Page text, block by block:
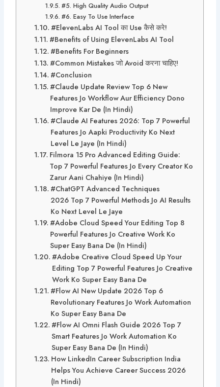
#5. High Quality Audio Output
#6. Easy To Use Interface
#ElevenLabs AI Tool का Use कैसे करे!
#Benefits of Using ElevenLabs AI Tool
#Benefits For Beginners
#Common Mistakes जो Avoid करना चाहिए!
#Conclusion
#Claude Update Review Top 6 New
Features Jo Workflow Aur Efficiency Dono
Improve Kar De (In Hindi)
#Claude AI Features 2026: Top 7 Powerful
Features Jo Aapki Productivity Ko Next
Level Le Jaye (In Hindi)
Filmora 15 Pro Advanced Editing Guide:
Top 7 Powerful Features Jo Every Creator Ko
Zarur Aani Chahiye (In Hindi)
#ChatGPT Advanced Techniques
2026 Top 7 Powerful Methods Jo AI Results
Ko Next Level Le Jaye
#Adobe Cloud Speed Your Editing Top 8
Powerful Features Jo Creative Work Ko
Super Easy Bana De (In Hindi)
#Adobe Creative Cloud Speed Up Your
Editing Top 7 Powerful Features Jo Creative
Work Ko Super Easy Bana De
#Flow AI New Update 2026 Top 6
Revolutionary Features Jo Work Automation
Ko Super Easy Bana De
#Flow AI Omni Flash Guide 2026 Top 7
Smart Features Jo Work Automation Ko
Super Easy Bana De (In Hindi)
How LinkedIn Career Subscription India
Helps You Achieve Career Success 2026
(In Hindi)